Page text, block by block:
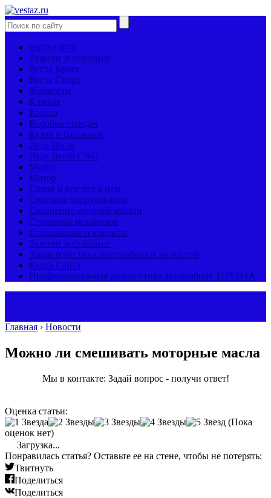
карта сайта
Тюнинг и стайлинг
Веста Кросс
Веста Спорт
Жидкости
Климат
Колеса
Коробка передач
Кузов и багажник
Лада Веста
Лада Веста CNG
Мозги
Мотор
Салон и все что в нем
Световое оборудование
Сравнение моделей машин
Страницы механиков
Страхование и кредиты
Тюнинг и стайлинг
Характеристики автомобиля и запчастей
Карта Сайта
Профессиональная диагностика автомобиля TOYOTA
Главная › Новости
Можно ли смешивать моторные масла
Мы в контакте: Задай вопрос - получи ответ!
Оценка статьи:
(Пока
оценок нет)
Загрузка...
Понравилась статья? Оставьте ее на стене, чтобы не потерять:
Твитнуть
Поделиться
Поделиться